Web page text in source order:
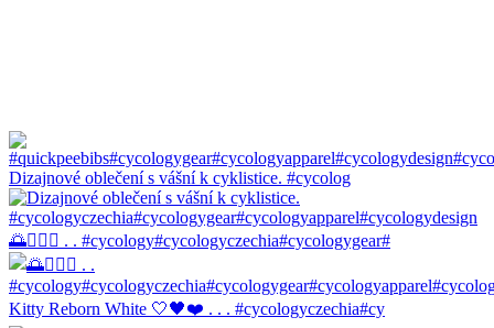
Dizajnové oblečení s vášní k cyklistice. #cycolog
🌅🚴🏼‍♀️ . . #cycology#cycologyczechia#cycologygear#
Kitty Reborn White 🤍🖤❤️ . . . #cycologyczechia#cy